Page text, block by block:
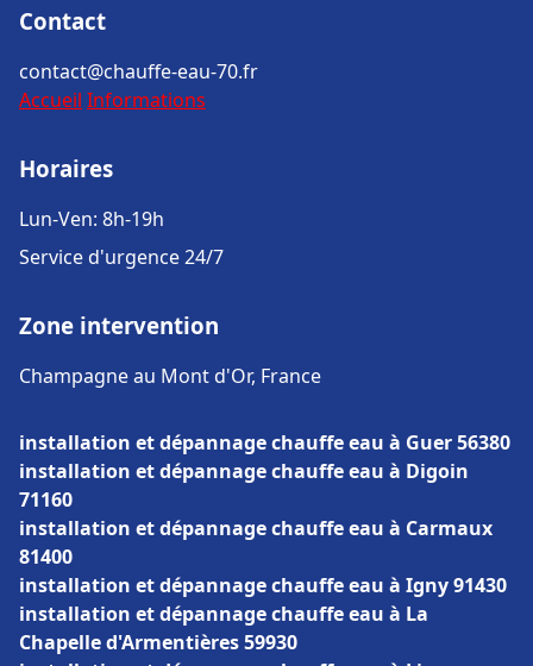
Contact
contact@chauffe-eau-70.fr
Accueil Informations
Horaires
Lun-Ven: 8h-19h
Service d'urgence 24/7
Zone intervention
Champagne au Mont d'Or, France
installation et dépannage chauffe eau à Guer 56380
installation et dépannage chauffe eau à Digoin
71160
installation et dépannage chauffe eau à Carmaux
81400
installation et dépannage chauffe eau à Igny 91430
installation et dépannage chauffe eau à La
Chapelle d'Armentières 59930